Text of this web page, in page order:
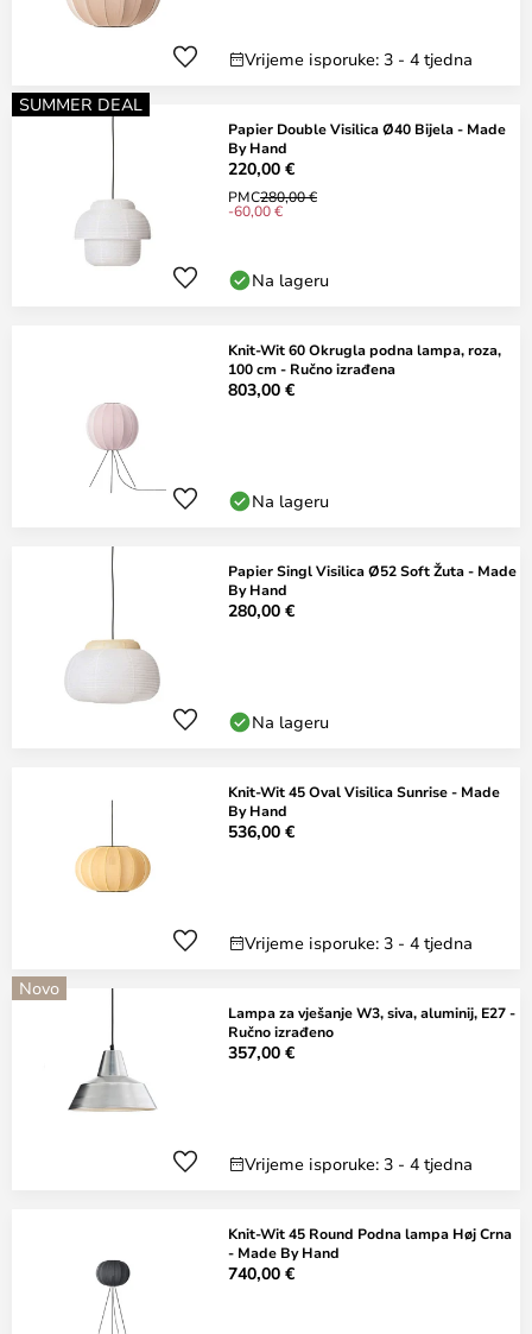
Vrijeme isporuke: 3 - 4 tjedna
SUMMER DEAL
Papier Double Visilica Ø40 Bijela - Made
By Hand
220,00 €
PMC280,00 €
-60,00 €
Na lageru
Knit-Wit 60 Okrugla podna lampa, roza,
100 cm - Ručno izrađena
803,00 €
Na lageru
Papier Singl Visilica Ø52 Soft Žuta - Made
By Hand
280,00 €
Na lageru
Knit-Wit 45 Oval Visilica Sunrise - Made
By Hand
536,00 €
Vrijeme isporuke: 3 - 4 tjedna
Novo
Lampa za vješanje W3, siva, aluminij, E27 -
Ručno izrađeno
357,00 €
Vrijeme isporuke: 3 - 4 tjedna
Knit-Wit 45 Round Podna lampa Høj Crna
- Made By Hand
740,00 €